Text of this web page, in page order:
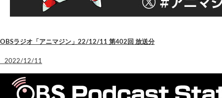
OBSラジオ「アニマジン」22/12/11 第402回 放送分
2022/12/11